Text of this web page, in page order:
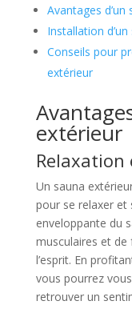
Avantages
Installation
Conseils pour
extérieur
extérieur
Un sauna
pour se relaxer et
enveloppante du
musculaires et
l’esprit. En
vous pourrez
retrouver un